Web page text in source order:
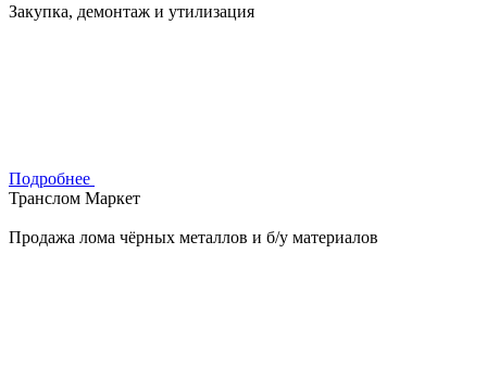
Закупка, демонтаж и утилизация
Подробнее
Транслом Маркет
Продажа лома чёрных металлов и б/у материалов